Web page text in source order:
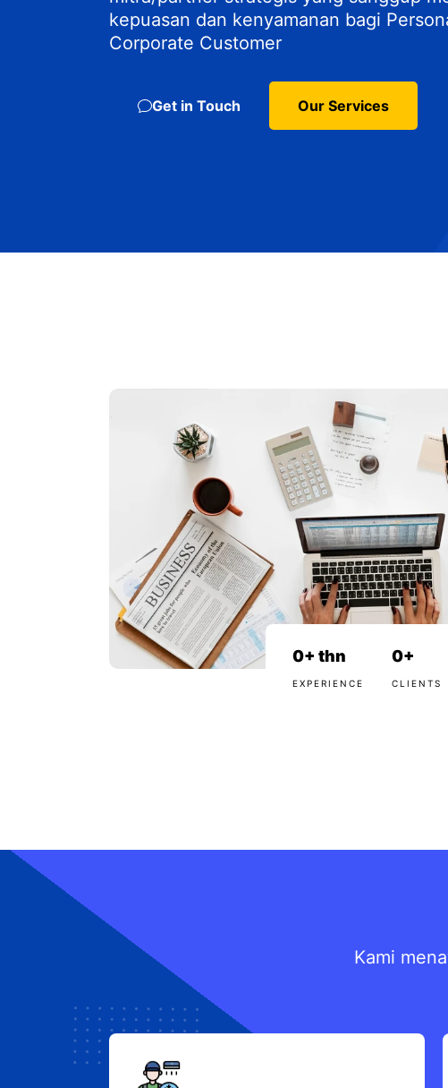
kepuasan dan kenyamanan bagi
Corporate Customer
Get in Touch Our Services
0+ thn
EXPERIENCE
0+
CLIENTS
Kami